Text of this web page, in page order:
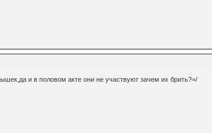
и в половом акте они не участвуют зачем их брить?=/